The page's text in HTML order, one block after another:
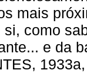
mais
como
e da